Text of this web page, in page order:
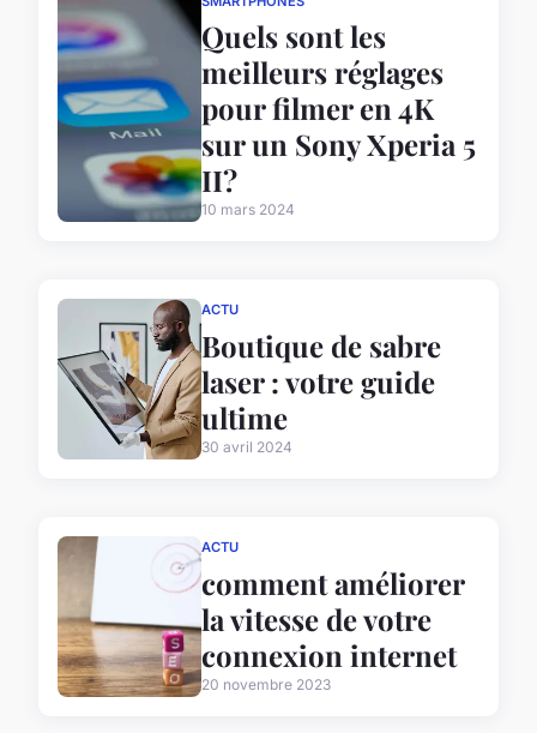
Quels sont les
meilleurs réglages
pour filmer en 4K
sur un Sony Xperia 5
II?
10 mars 2024
ACTU
Boutique de sabre
laser : votre guide
ultime
30 avril 2024
ACTU
comment améliorer
la vitesse de votre
connexion internet
20 novembre 2023